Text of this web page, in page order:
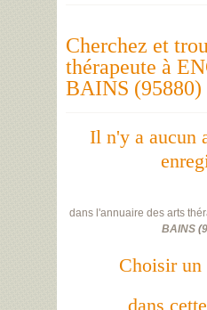
Cherchez et
thérapeute à
BAINS (95880)
Il n'y a aucun
dans l'annuaire des arts
BAINS (
Choisir un
dans